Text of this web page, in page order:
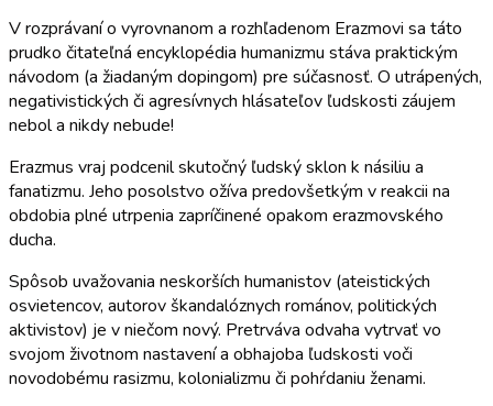
V rozprávaní o vyrovnanom a rozhľadenom Erazmovi sa táto
prudko čitateľná encyklopédia humanizmu stáva praktickým
návodom (a žiadaným dopingom) pre súčasnosť. O utrápených,
negativistických či agresívnych hlásateľov ľudskosti záujem
nebol a nikdy nebude!
Erazmus vraj podcenil skutočný ľudský sklon k násiliu a
fanatizmu. Jeho posolstvo ožíva predovšetkým v reakcii na
obdobia plné utrpenia zapríčinené opakom erazmovského
ducha.
Spôsob uvažovania neskorších humanistov (ateistických
osvietencov, autorov škandalóznych románov, politických
aktivistov) je v niečom nový. Pretrváva odvaha vytrvať vo
svojom životnom nastavení a obhajoba ľudskosti voči
novodobému rasizmu, kolonializmu či pohŕdaniu ženami.